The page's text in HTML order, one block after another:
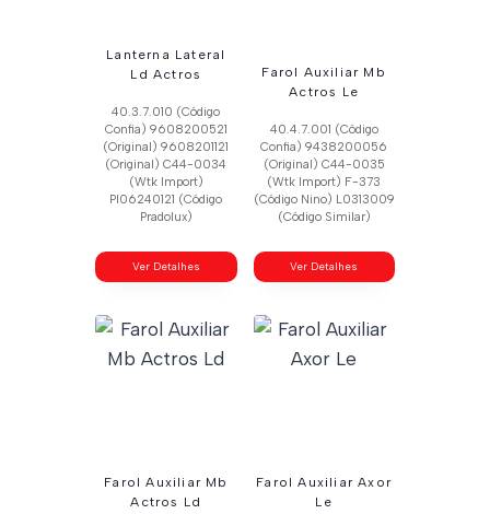
Lanterna Lateral
Ld Actros
40.3.7.010 (Código
Confia) 9608200521
(Original) 9608201121
(Original) C44-0034
(Wtk Import)
Pl06240121 (Código
Pradolux)
Ver Detalhes
Farol Auxiliar Mb
Actros Le
40.4.7.001 (Código
Confia) 9438200056
(Original) C44-0035
(Wtk Import) F-373
(Código Nino) L0313009
(Código Similar)
Ver Detalhes
Farol Auxiliar Mb
Actros Ld
Farol Auxiliar Axor
Le